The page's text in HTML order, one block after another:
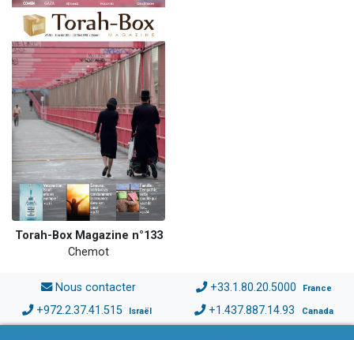
Torah-Box Magazine n°133
Chemot
Nous contacter +33.1.80.20.5000 France
+972.2.37.41.515 Israël +1.437.887.14.93 Canada